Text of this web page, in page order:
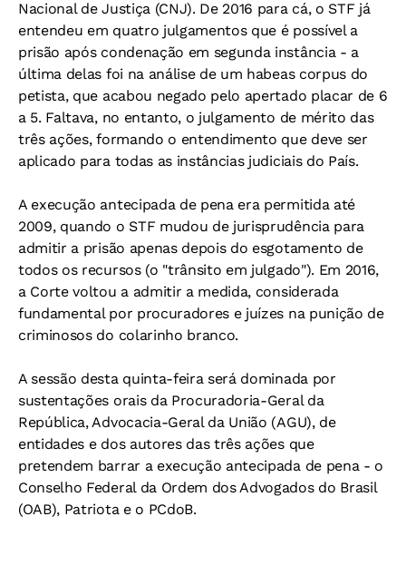
Nacional de Justiça (CNJ). De 2016 para cá, o STF já
entendeu em quatro julgamentos que é possível a
prisão após condenação em segunda instância - a
última delas foi na análise de um habeas corpus do
petista, que acabou negado pelo apertado placar de 6
a 5. Faltava, no entanto, o julgamento de mérito das
três ações, formando o entendimento que deve ser
aplicado para todas as instâncias judiciais do País.
A execução antecipada de pena era permitida até
2009, quando o STF mudou de jurisprudência para
admitir a prisão apenas depois do esgotamento de
todos os recursos (o "trânsito em julgado"). Em 2016,
a Corte voltou a admitir a medida, considerada
fundamental por procuradores e juízes na punição de
criminosos do colarinho branco.
A sessão desta quinta-feira será dominada por
sustentações orais da Procuradoria-Geral da
República, Advocacia-Geral da União (AGU), de
entidades e dos autores das três ações que
pretendem barrar a execução antecipada de pena - o
Conselho Federal da Ordem dos Advogados do Brasil
(OAB), Patriota e o PCdoB.